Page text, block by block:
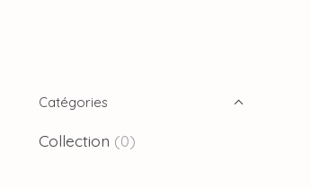
Catégories
Collection (0)